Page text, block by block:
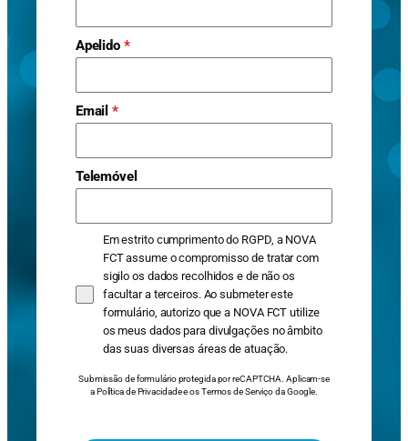
Apelido *
Email*
Telemóvel
Em estrito cumprimento do RGPD, a NOVA
FCT assume o compromisso de tratar com
sigilo os dados recolhidos e de não os
facultar a terceiros. Ao submeter este
formulário, autorizo que a NOVA FCT utilize
os meus dados para divulgações no âmbito
das suas diversas áreas de atuação.
Submissão de formulário protegida por reCAPTCHA. Aplicam-se
a Política de Privacidadee osTermos de Serviçoda Google.